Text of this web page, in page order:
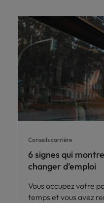
Conseils carrière
6 signes qui
changer d’emploi
Vous occupez votre
temps et vous avez